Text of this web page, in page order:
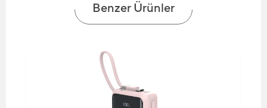
Benzer Ürünler